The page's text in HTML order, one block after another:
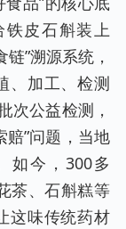
皮石斛装上
”溯源系统，
、加工、检测
次公益检测，
赔”问题，当地
如今，300多
茶、石斛糕等
这味传统药材